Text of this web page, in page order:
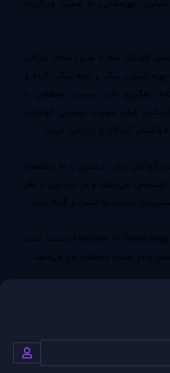
چهره‌هایی با همین ویژگی‌ها
کودکان سه تا شش ساله، حرکات
انسان، سگ و توله سگ، گربه و
رهگیری شد؛ سپس محققان با
کردن صورت، پیشانی کوتاه‌تر،
کودکان را ارزیابی کردند.
کودکان زمان بیشتری را به مشاهده
اختصاص می‌دهند و در این بین از نظر
نسبت به انسان و گربه دارند.
نتایج این مطالعه که در مجله Frontiers in Psycjology منتشر شده
را در اختیار محققان قرار می‌دهد.